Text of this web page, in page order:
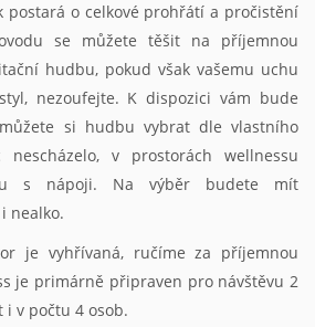
postará o celkové prohřátí a pročistění
se můžete těšit na příjemnou
hudbu, pokud však vašemu uchu
nezoufejte. K dispozici vám bude
si hudbu vybrat dle vlastního
v prostorách wellnessu
s nápoji. Na výběr budete mít
nealko.
je vyhřívaná, ručíme za příjemnou
je primárně připraven pro návštěvu 2
i v počtu 4 osob.